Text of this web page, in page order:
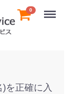
0 Menu
を正確に入